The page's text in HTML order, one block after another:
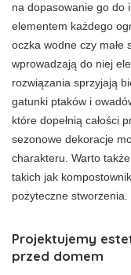
na dopasowanie go do
elementem każdego
oczka wodne czy
wprowadzają do niej
rozwiązania sprzyjają
gatunki ptaków i
które dopełnią całości
sezonowe dekoracje
charakteru. Warto
takich jak
pożyteczne stworzenia.
Projektujemy
przed domem